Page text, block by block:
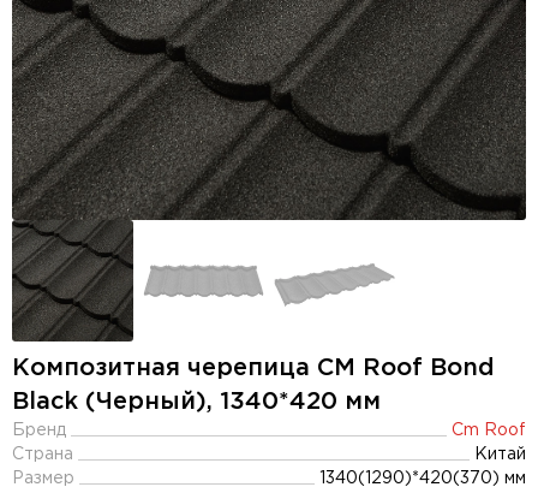
Композитная черепица CM Roof Bond
Black (Черный), 1340*420 мм
Бренд
Cm Roof
Страна
Китай
Размер
1340(1290)*420(370) мм